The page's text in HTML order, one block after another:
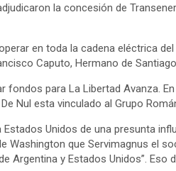
la concesión de
en toda la cadena eléctrica
Caputo, Hermano de
fondos para La Libertad Avanza.
Nul esta vinculado al Grupo
Unidos de una presunta
que Servimagnus el
Argentina y Estados Unidos”.